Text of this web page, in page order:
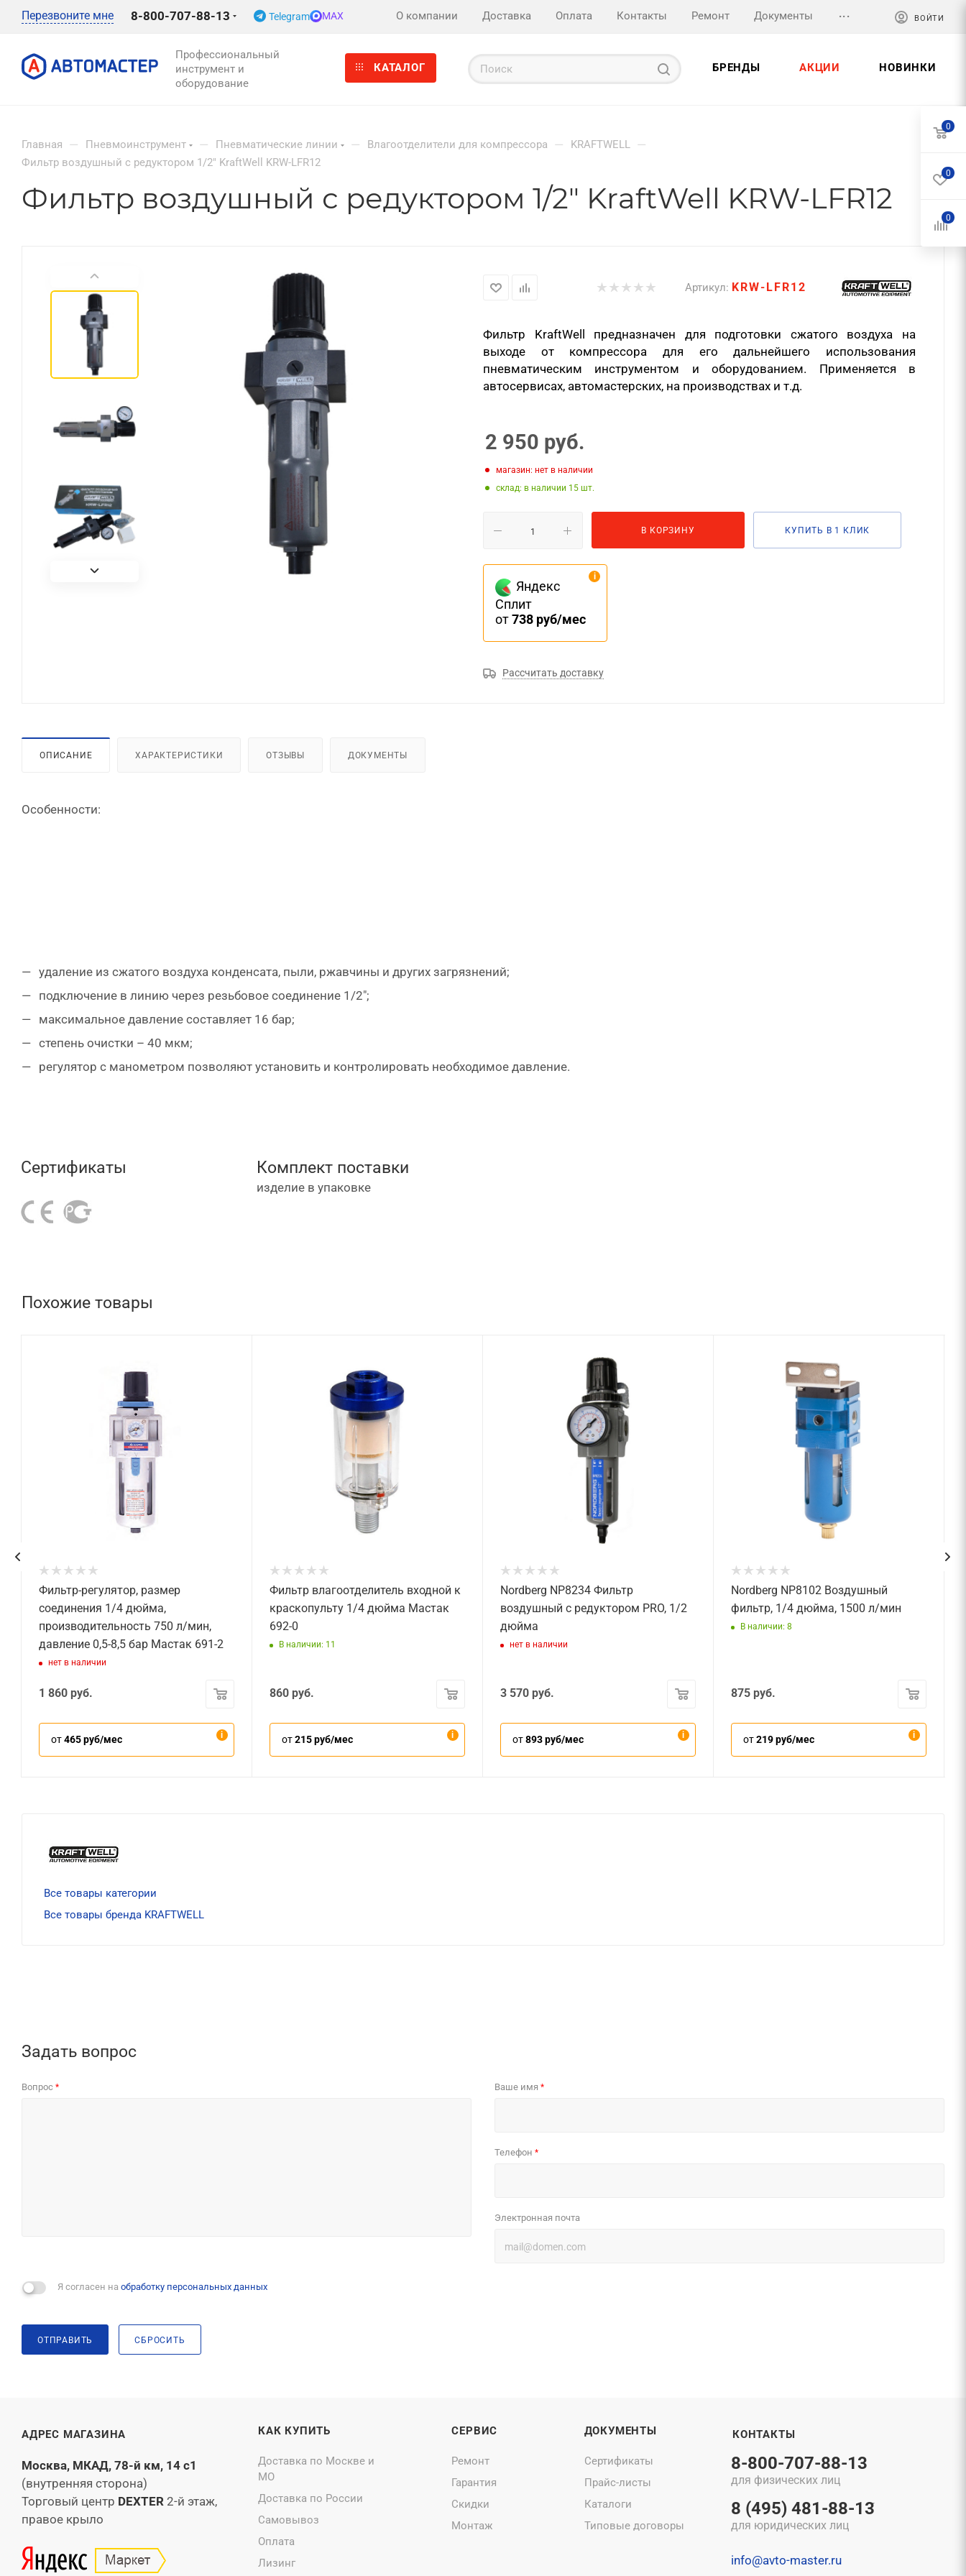
Перезвоните мне 8-800-707-88-13 Telegram MAX О компании Доставка Оплата Контакты Ремонт Документы ... ВОЙТИ
Профессиональный
инструмент и
оборудование
КАТАЛОГ БРЕНДЫ АКЦИИ НОВИНКИ
Главная — Пневмоинструмент — Пневматические линии — Влагоотделители для компрессора — KRAFTWELL —
Фильтр воздушный с редуктором 1/2" KraftWell KRW-LFR12
Фильтр воздушный с редуктором 1/2" KraftWell KRW-LFR12
Артикул: KRW-LFR12
Фильтр KraftWell предназначен для подготовки сжатого воздуха на
выходе от компрессора для его дальнейшего использования
пневматическим инструментом и оборудованием. Применяется в
автосервисах, автомастерских, на производствах и т.д.
2 950 руб.
Магазин: нет в наличии
Склад: в наличии 15
В КОРЗИНУ КУПИТЬ В 1 КЛИК
Яндекс
Сплит
от738 руб/мес
Рассчитать доставку
ОПИСАНИЕ ХАРАКТЕРИСТИКИ ОТЗЫВЫ ДОКУМЕНТЫ
Особенности:
удаление из сжатого воздуха конденсата, пыли, ржавчины и других загрязнений;
подключение в линию через резьбовое соединение 1/2";
максимальное давление составляет 16 бар;
степень очистки – 40 мкм;
регулятор с манометром позволяют установить и контролировать необходимое давление.
Сертификаты Комплект поставки
изделие в упаковке
Похожие товары
Фильтр-регулятор, размер
соединения 1/4 дюйма,
производительность 750 л/мин,
давление 0,5-8,5 бар Мастак 691-2
нет в наличии
1 860 руб.
от465 руб/мес
Фильтр влагоотделитель входной к
краскопульту 1/4 дюйма Мастак
692-0
В наличии: 11
860 руб.
от215 руб/мес
Nordberg NP8234 Фильтр
воздушный с редуктором PRO, 1/2
дюйма
нет в наличии
3 570 руб.
от893 руб/мес
Nordberg NP8102 Воздушный
фильтр, 1/4 дюйма, 1500 л/мин
В наличии: 8
875 руб.
от219 руб/мес
Все товары категории
Все товары бренда KRAFTWELL
Задать вопрос
Вопрос * Ваше имя *
Телефон *
Электронная почта
Я согласен на обработку персональных данных
ОТПРАВИТЬ СБРОСИТЬ
АДРЕС МАГАЗИНА
Москва, МКАД, 78-й км, 14 с1
(внутренняя сторона)
Торговый центр DEXTER 2-й этаж,
правое крыло
КАК КУПИТЬ
Доставка по Москве и
МО
Доставка по России
Самовывоз
Оплата
Лизинг
СЕРВИС
Ремонт
Гарантия
Скидки
Монтаж
ДОКУМЕНТЫ
Сертификаты
Прайс-листы
Каталоги
Типовые договоры
КОНТАКТЫ
8-800-707-88-13
для физических лиц
8 (495) 481-88-13
для юридических лиц
info@avto-master.ru
0
0
0